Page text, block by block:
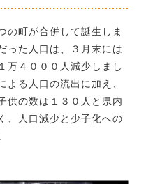
の町が合併して誕生しま
った人口は、３月末には
万４０００人減少しまし
よる人口の流出に加え、
供の数は１３０人と県内
、人口減少と少子化への